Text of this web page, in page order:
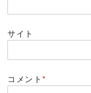
サイト
コメント*